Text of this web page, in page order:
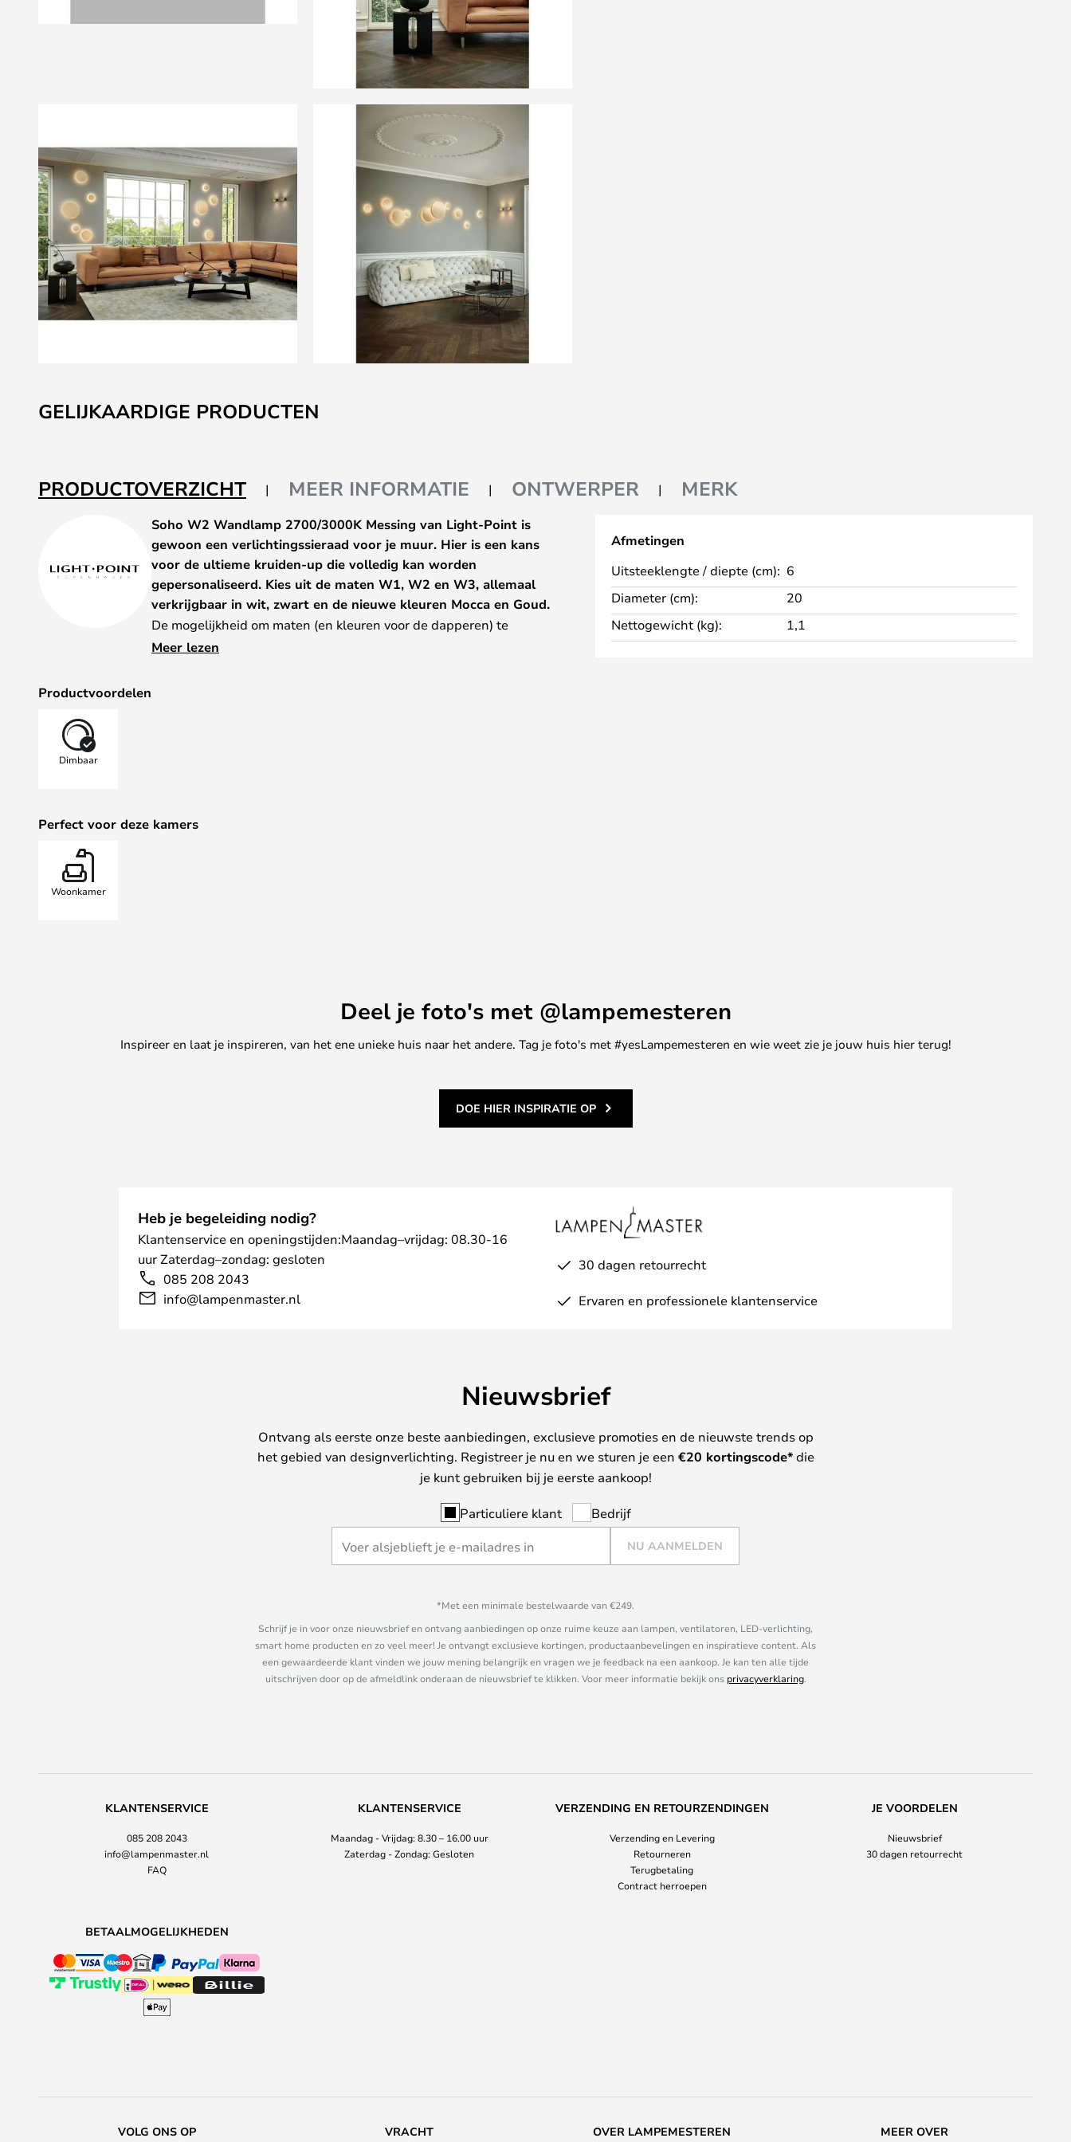
naar
het
de
afbeeldingen-
GELIJKAARDIGE PRODUCTEN
PRODUCTOVERZICHT MEER INFORMATIE ONTWERPER MERK
Soho W2 Wandlamp 2700/3000K Messing van Light-Point is
gewoon een verlichtingssieraad voor je muur. Hier is een kans
voor de ultieme kruiden-up die volledig kan worden
gepersonaliseerd. Kies uit de maten W1, W2 en W3, allemaal
verkrijgbaar in wit, zwart en de nieuwe kleuren Mocca en Goud.
De mogelijkheid om maten (en kleuren voor de dapperen) te
combineren is niet genoeg... Nee, Ronni is gek geworden en heeft
assortiment wordt gekenmerkt door een lichte eenvoud en een
Let op: de gouden afwerking wordt alleen aanbevolen voor gebruik
Let op dat deze lamp is uitgerust met een Kelvin Schakelaar,
Meer lezen
Productvoordelen
Dimbaar
Perfect voor deze kamers
Woonkamer
Afmetingen
Uitsteeklengte / diepte (cm): 6
Diameter (cm):
20
Nettogewicht (kg):
1,1
Deel je foto's met @lampemesteren
Inspireer en laat je inspireren, van het ene unieke huis naar het andere. Tag je foto's met #yesLampemesteren en wie weet zie je jouw huis hier terug!
DOE HIER INSPIRATIE OP
Heb je begeleiding nodig?
Klantenservice en openingstijden:Maandag–vrijdag: 08.30-16
uur Zaterdag–zondag: gesloten
085 208 2043
info@lampenmaster.nl
30 dagen retourrecht
Ervaren en professionele klantenservice
Nieuwsbrief
Ontvang als eerste onze beste aanbiedingen, exclusieve promoties en de nieuwste trends op
het gebied van designverlichting. Registreer je nu en we sturen je een €20 kortingscode*die
je kunt gebruiken bij je eerste aankoop!
Particuliere klant Bedrijf
NU AANMELDEN
*Met een minimale bestelwaarde van €249.
Schrijf je in voor onze nieuwsbrief en ontvang aanbiedingen op onze ruime keuze aan lampen, ventilatoren, LED-verlichting,
smart home producten en zo veel meer! Je ontvangt exclusieve kortingen, productaanbevelingen en inspiratieve content. Als
een gewaardeerde klant vinden we jouw mening belangrijk en vragen we je feedback na een aankoop. Je kan ten alle tijde
uitschrijven door op de afmeldlink onderaan de nieuwsbrief te klikken. Voor meer informatie bekijk ons privacyverklaring.
KLANTENSERVICE
085 208 2043
info@lampenmaster.nl
FAQ
KLANTENSERVICE
Maandag - Vrijdag: 8.30 – 16.00 uur
Zaterdag - Zondag: Gesloten
VERZENDING EN RETOURZENDINGEN
Verzending en Levering
Retourneren
Terugbetaling
Contract herroepen
JE VOORDELEN
Nieuwsbrief
30 dagen retourrecht
BETAALMOGELIJKHEDEN
VOLG ONS OP VRACHT OVER LAMPEMESTEREN MEER OVER